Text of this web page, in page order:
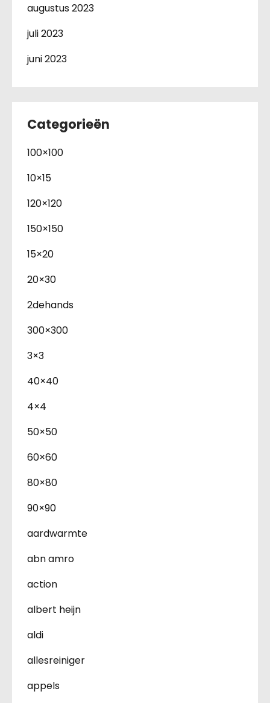
augustus 2023
juli 2023
juni 2023
Categorieën
100×100
10×15
120×120
150×150
15×20
20×30
2dehands
300×300
3×3
40×40
4×4
50×50
60×60
80×80
90×90
aardwarmte
abn amro
action
albert heijn
aldi
allesreiniger
appels